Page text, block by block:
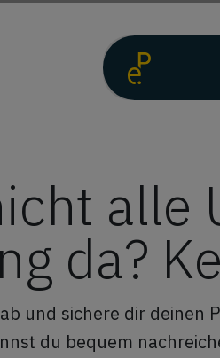
alle
da?
und sichere dir
du bequem